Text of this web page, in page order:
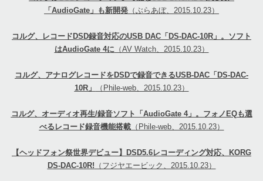
「AudioGate」も新開発 （ぶらあぼ、2015.10.23）
コルグ、レコードDSD録音対応のUSB DAC「DS-DAC-10R」。ソフト
はAudioGate 4に（AV Watch、2015.10.23）
コルグ、アナログレコードをDSDで録音できるUSB-DAC「DS-DAC-
10R」
（Phile-web、2015.10.23）
コルグ、オーディオ再生/録音ソフト「AudioGate 4」。フォノEQも選
べるレコード録音機能搭載（Phile-web、2015.10.23）
【ヘッドフォン祭世界デビュー】DSD5.6レコーディング対応、KORG
DS-DAC-10R! （フジヤエービック、2015.10.23）